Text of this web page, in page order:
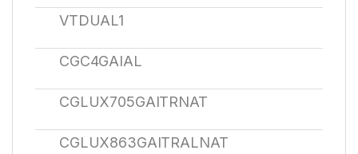
VTDUAL1
CGC4GAIAL
CGLUX705GAITRNAT
CGLUX863GAITRALNAT